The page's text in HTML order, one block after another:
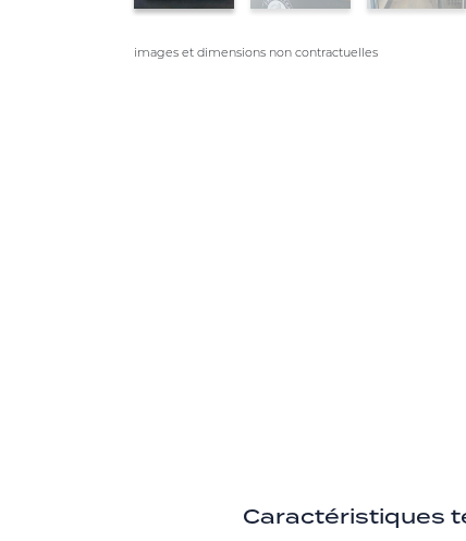
images et dimensions non contractuelles
Caractéristiques